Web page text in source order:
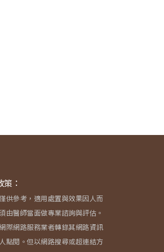
策：
供參考，適用處置與效果因人而
由醫師當面做專業諮詢與評估。
際網路服務業者轉錄其網路資訊
點閱。但以網路搜尋或超連結方